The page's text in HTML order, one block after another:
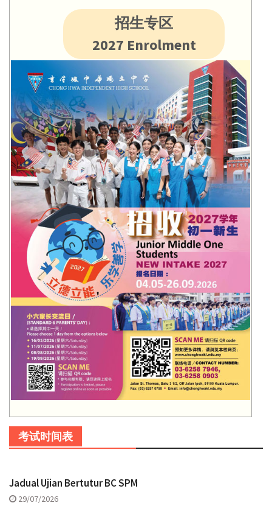
招生专区
2027 Enrolment
考试时间表
Jadual Ujian Bertutur BC SPM
29/07/2026